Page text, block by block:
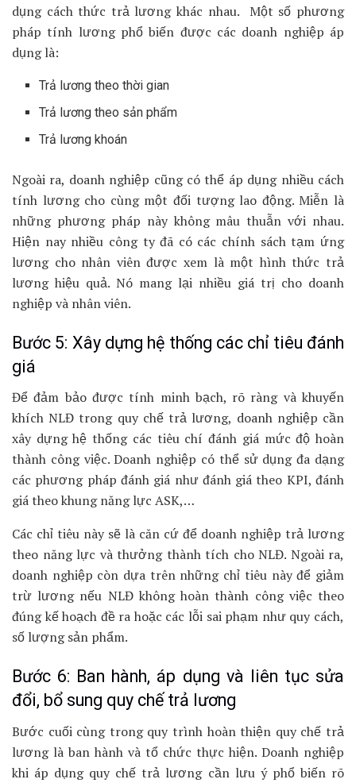
dụng cách thức trả lương khác nhau. Một số phương
pháp tính lương phổ biến được các doanh nghiệp áp
dụng là:
Trả lương theo thời gian
Trả lương theo sản phẩm
Trả lương khoán
Ngoài ra, doanh nghiệp cũng có thể áp dụng nhiều cách
tính lương cho cùng một đối tượng lao động. Miễn là
những phương pháp này không mâu thuẫn với nhau.
Hiện nay nhiều công ty đã có các chính sách tạm ứng
lương cho nhân viên được xem là một hình thức trả
lương hiệu quả. Nó mang lại nhiều giá trị cho doanh
nghiệp và nhân viên.
Bước 5: Xây dựng hệ thống các chỉ tiêu đánh
giá
Để đảm bảo được tính minh bạch, rõ ràng và khuyến
khích NLĐ trong quy chế trả lương, doanh nghiệp cần
xây dựng hệ thống các tiêu chí đánh giá mức độ hoàn
thành công việc. Doanh nghiệp có thể sử dụng đa dạng
các phương pháp đánh giá như đánh giá theo KPI, đánh
giá theo khung năng lực ASK,…
Các chỉ tiêu này sẽ là căn cứ để doanh nghiệp trả lương
theo năng lực và thưởng thành tích cho NLĐ. Ngoài ra,
doanh nghiệp còn dựa trên những chỉ tiêu này để giảm
trừ lương nếu NLĐ không hoàn thành công việc theo
đúng kế hoạch đề ra hoặc các lỗi sai phạm như quy cách,
số lượng sản phẩm.
Bước 6: Ban hành, áp dụng và liên tục sửa
đổi, bổ sung quy chế trả lương
Bước cuối cùng trong quy trình hoàn thiện quy chế trả
lương là ban hành và tổ chức thực hiện. Doanh nghiệp
khi áp dụng quy chế trả lương cần lưu ý phổ biến rõ